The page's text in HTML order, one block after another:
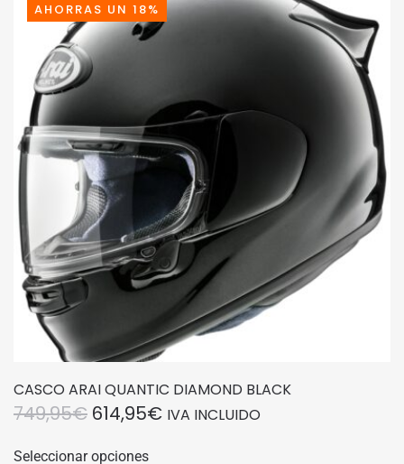
AHORRAS UN 18%
CASCO ARAI QUANTIC DIAMOND BLACK
749,95€ EL
614,95€EL
IVA INCLUIDO
Seleccionar opciones